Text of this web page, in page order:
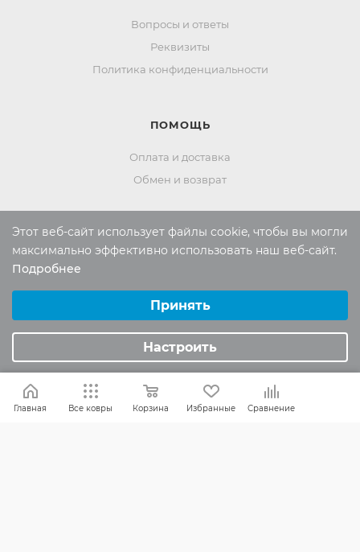
Вопросы и ответы
Реквизиты
Политика конфиденциальности
ПОМОЩЬ
Оплата и доставка
Обмен и возврат
Россия:
8 (800) 101-38-97
Отдел продаж:info@mr-kover.ru
Тех. поддержка:
2022-2026 © Интернет магазин
MR-KOVER.RU
Авторские права защищены. Воспроизведение
Главная Все ковры Корзина Избранные Сравнение
Этот веб-сайт использует файлы cookie, чтобы вы могли
максимально эффективно использовать наш веб-сайт.
Подробнее
Аналитические/Функциональные
Принять
Настроить